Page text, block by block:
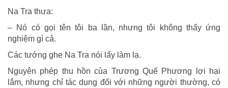
Na Tra thưa:
– Nó có gọi tên tôi ba lần, nhưng tôi không thấy ứng
nghiệm gì cả.
Các tướng ghe Na Tra nói lấy làm lạ.
Nguyên phép thu hồn của Trương Quế Phương lợi hại
lắm, nhưng chỉ tác dụng đối với những người thường, có